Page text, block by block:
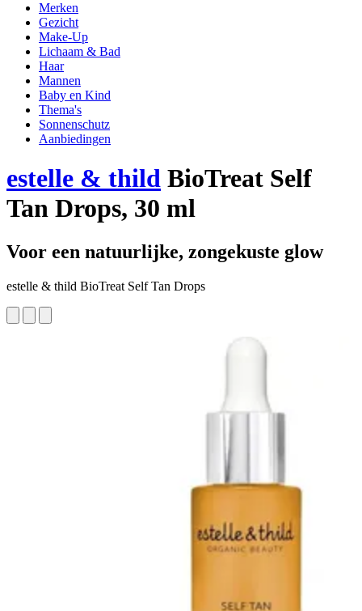
Merken
Gezicht
Make-Up
Lichaam & Bad
Haar
Mannen
Baby en Kind
Thema's
Sonnenschutz
Aanbiedingen
estelle & thild BioTreat Self
Tan Drops, 30 ml
Voor een natuurlijke, zongekuste glow
estelle & thild BioTreat Self Tan Drops